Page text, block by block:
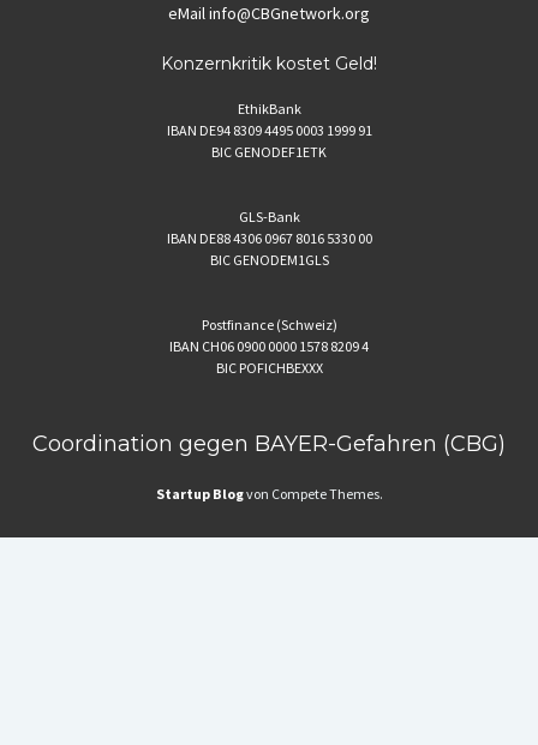
eMailinfo@CBGnetwork.org
Konzernkritik kostet Geld!
EthikBank
IBAN DE94 8309 4495 0003 1999 91
BIC GENODEF1ETK
GLS-Bank
IBAN DE88 4306 0967 8016 5330 00
BIC GENODEM1GLS
Postfinance (Schweiz)
IBAN CH06 0900 0000 1578 8209 4
BIC POFICHBEXXX
Coordination gegen BAYER-Gefahren (CBG)
Startup Blogvon Compete Themes.